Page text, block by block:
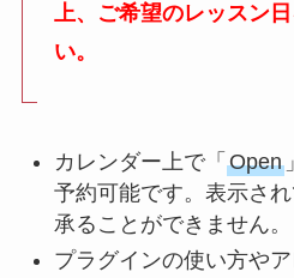
上、ご希望のレッスン
い。
カレンダー上で「 Open
予約可能です。表示さ
承ることができません。
プラグインの使い方や